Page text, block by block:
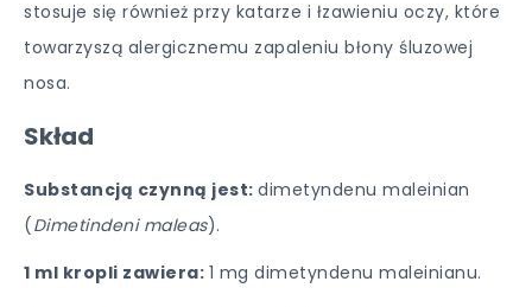
stosuje się również przy katarze i łzawieniu oczy, które
towarzyszą alergicznemu zapaleniu błony śluzowej
nosa.
Skład
Substancją czynną jest: dimetyndenu maleinian
(Dimetindeni maleas).
1 ml kropli zawiera: 1 mg dimetyndenu maleinianu.